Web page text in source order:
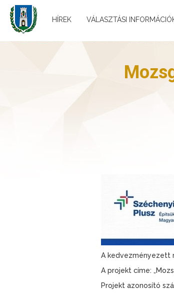
HÍREK VÁLASZTÁSI
A kedvezményezett
A projekt címe:
Projekt azonosító